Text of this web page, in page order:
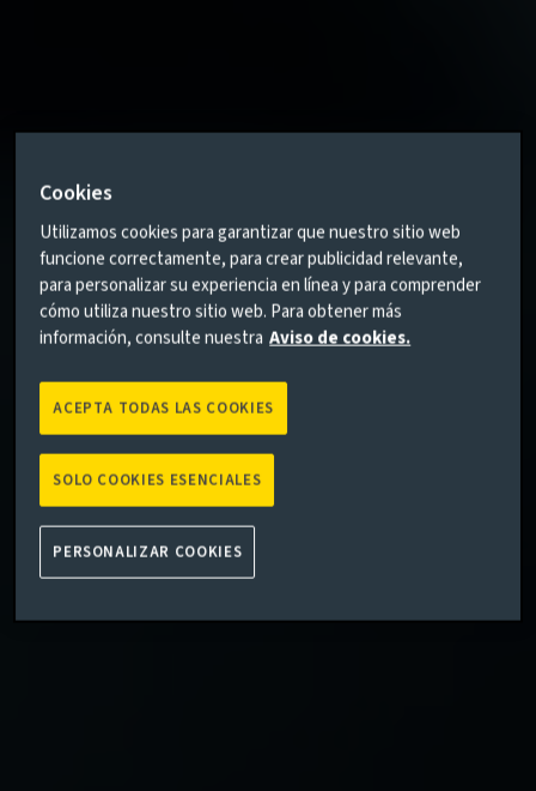
Cookies
Utilizamos cookies para garantizar que nuestro sitio web
funcione correctamente, para crear publicidad relevante,
para personalizar su experiencia en línea y para comprender
cómo utiliza nuestro sitio web. Para obtener más
información, consulte nuestra Aviso de cookies.
SOLO COOKIES ESENCIALES
ACEPTA TODAS LAS COOKIES
PERSONALIZAR COOKIES